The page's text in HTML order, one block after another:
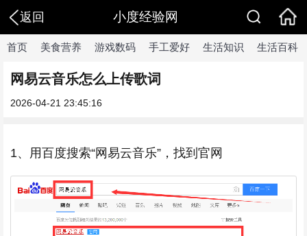
返回 小度经验网
首页 美食营养 游戏数码 手工爱好 生活知识 生活百科
网易云音乐怎么上传歌词
2026-04-21 23:45:16
1、用百度搜索“网易云音乐”，找到官网